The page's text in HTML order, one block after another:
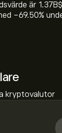
kryptovalutor
är
‎-69.50‎%